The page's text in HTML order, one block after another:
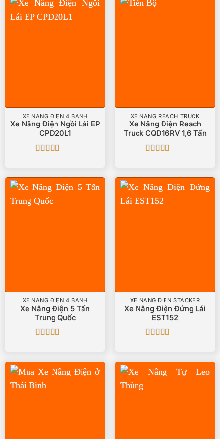
XE NÂNG ĐIỆN 4 BÁNH
Xe Nâng Điện Ngồi Lái EP
CPD20L1
XE NÂNG REACH TRUCK
Xe Nâng Điện Reach
Truck CQD16RV 1,6 Tấn
XE NÂNG ĐIỆN 4 BÁNH
Xe Nâng Điện 5 Tấn
Trung Quốc
XE NÂNG ĐIỆN STACKER
Xe Nâng Điện Đứng Lái
EST152